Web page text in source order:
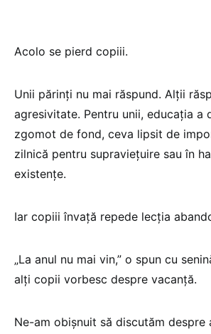
Acolo se pierd copiii.
Unii părinți nu mai răspund. Alții
agresivitate. Pentru unii, educația a
zgomot de fond, ceva lipsit de
zilnică pentru supraviețuire sau în
existențe.
Iar copiii învață repede lecția
„La anul nu mai vin,” o spun cu
alți copii vorbesc despre vacanță.
Ne-am obișnuit să discutăm despre